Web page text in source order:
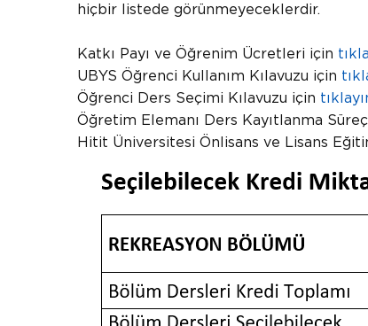
hiçbir listede görünmeyeceklerdir.
Katkı Payı ve Öğrenim Ücretleri için
UBYS Öğrenci Kullanım Kılavuzu için
Öğrenci Ders Seçimi Kılavuzu için
Öğretim Elemanı Ders Kayıtlanma
Hitit Üniversitesi Önlisans ve Lisans